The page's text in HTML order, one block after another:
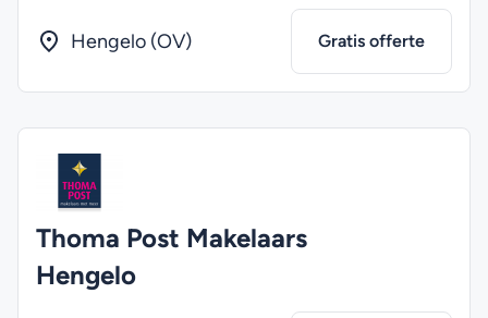
Hengelo (OV) Gratis offerte
Thoma Post Makelaars
Hengelo